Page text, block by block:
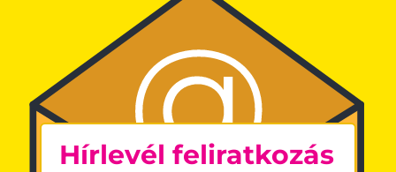
Hírlevél feliratkozás